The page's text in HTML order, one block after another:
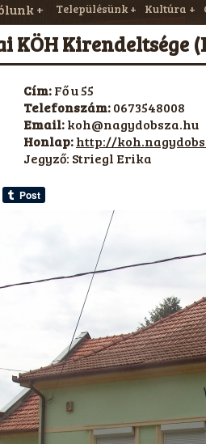
Településünk Kultúra
KÖH Kirendeltsége
Cím:Fő u 55
Telefonszám:0673548008
Email:koh@nagydobsza.hu
Honlap:http://
Jegyző: Striegl Erika